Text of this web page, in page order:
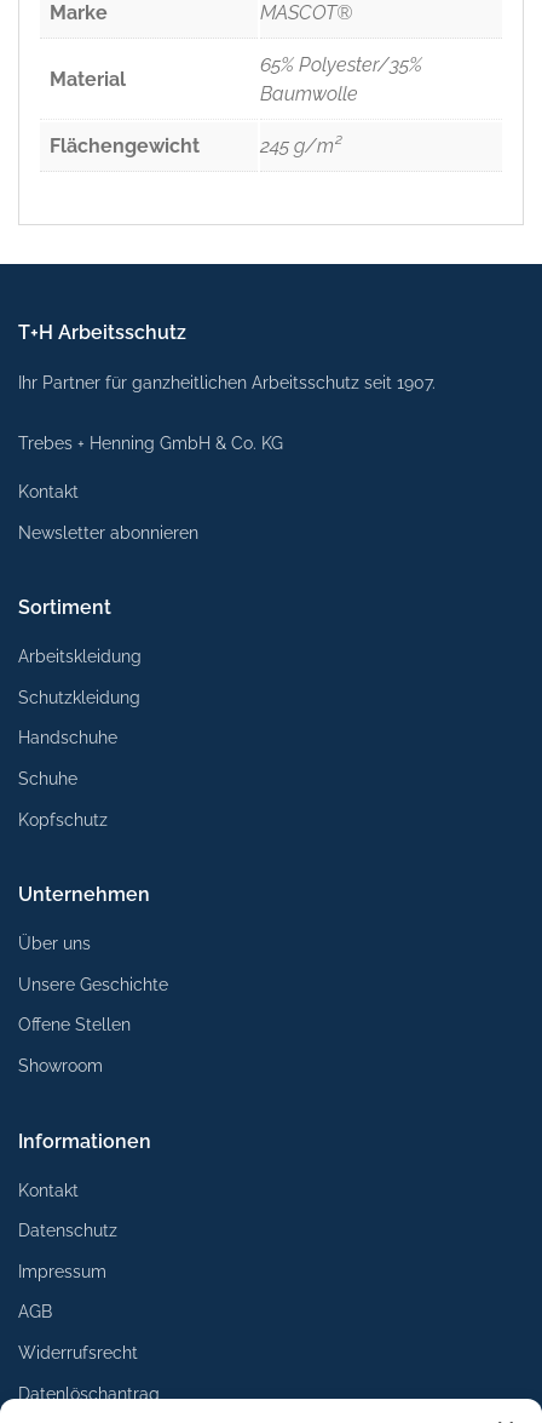
Marke MASCOT®
Material
65% Polyester/35%
Baumwolle
Flächengewicht 245 g/m²
T+H Arbeitsschutz
Ihr Partner für ganzheitlichen Arbeitsschutz seit 1907.
Trebes + Henning GmbH & Co. KG
Kontakt
Newsletter abonnieren
Sortiment
Arbeitskleidung
Schutzkleidung
Handschuhe
Schuhe
Kopfschutz
Unternehmen
Über uns
Unsere Geschichte
Offene Stellen
Showroom
Informationen
Kontakt
Datenschutz
Impressum
AGB
Widerrufsrecht
Datenlöschantrag